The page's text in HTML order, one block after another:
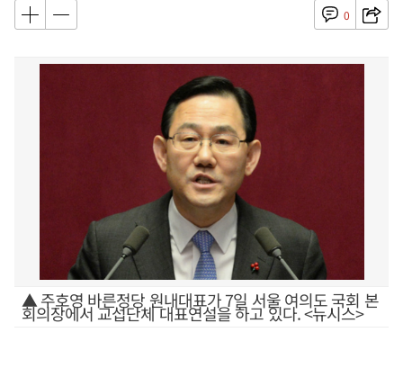
0
▲ 주호영 바른정당 원내대표가 7일 서울 여의도 국회 본
회의장에서 교섭단체 대표연설을 하고 있다. <뉴시스>